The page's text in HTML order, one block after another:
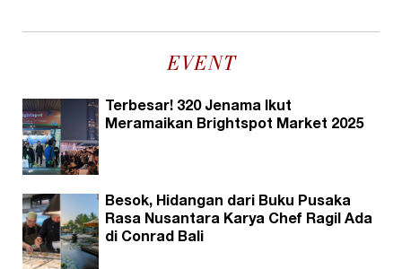
EVENT
Terbesar! 320 Jenama Ikut
Meramaikan Brightspot Market 2025
Besok, Hidangan dari Buku Pusaka
Rasa Nusantara Karya Chef Ragil Ada
di Conrad Bali